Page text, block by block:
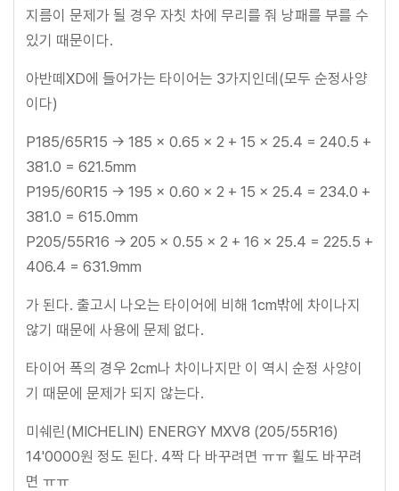
지름이 문제가 될 경우 자칫 차에 무리를 줘 낭패를 부를 수
있기 때문이다.
아반떼XD에 들어가는 타이어는 3가지인데(모두 순정사양
이다)
P185/65R15 → 185 × 0.65 × 2 + 15 × 25.4 = 240.5 +
381.0 = 621.5mm
P195/60R15 → 195 × 0.60 × 2 + 15 × 25.4 = 234.0 +
381.0 = 615.0mm
P205/55R16 → 205 × 0.55 × 2 + 16 × 25.4 = 225.5 +
406.4 = 631.9mm
가 된다. 출고시 나오는 타이어에 비해 1cm밖에 차이나지
않기 때문에 사용에 문제 없다.
타이어 폭의 경우 2cm나 차이나지만 이 역시 순정 사양이
기 때문에 문제가 되지 않는다.
미쉐린(MICHELIN) ENERGY MXV8 (205/55R16)
14'0000원 정도 된다. 4짝 다 바꾸려면 ㅠㅠ 휠도 바꾸려
면 ㅠㅠ